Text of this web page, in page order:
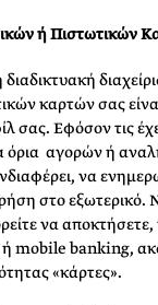
ή Πιστωτικών
καρτών σας
σας. Εφόσον τις
όρια αγορών ή
να
στο εξωτερικό.
να
mobile banking,
«κάρτες».